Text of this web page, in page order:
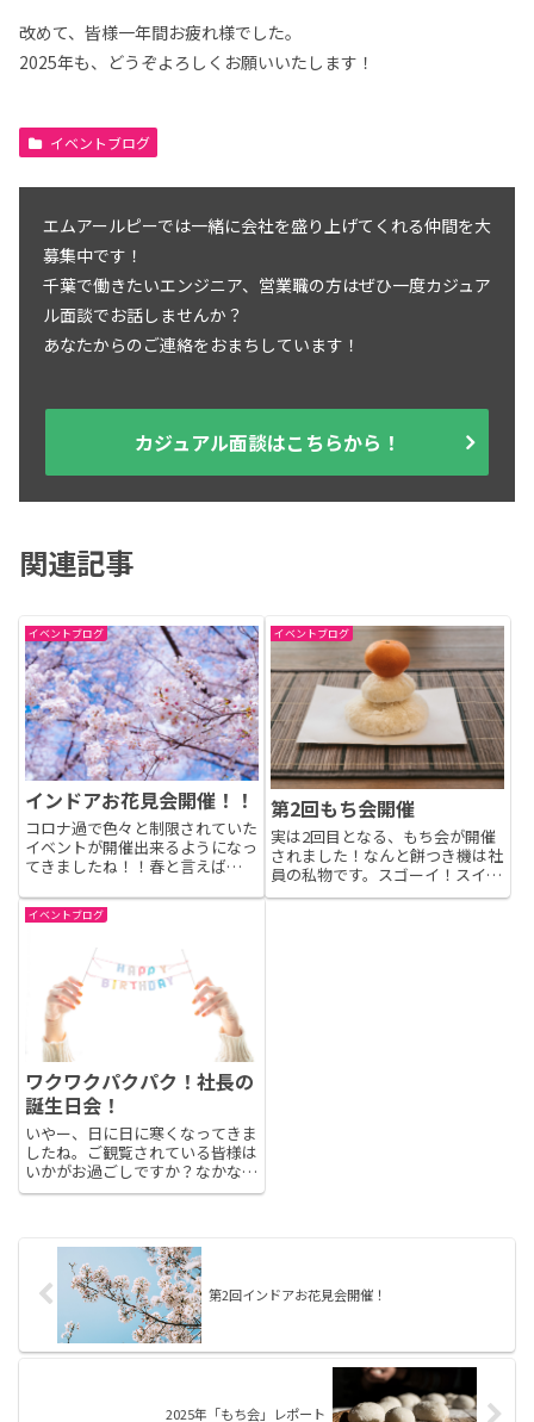
改めて、皆様一年間お疲れ様でした。
2025年も、どうぞよろしくお願いいたします！
イベントブログ
エムアールピーでは一緒に会社を盛り上げてくれる仲間を大
募集中です！
千葉で働きたいエンジニア、営業職の方はぜひ一度カジュア
ル面談でお話しませんか？
あなたからのご連絡をおまちしています！
カジュアル面談はこちらから！
関連記事
イベントブログ
インドアお花見会開催！！
コロナ過で色々と制限されていた
イベントが開催出来るようになっ
てきましたね！！春と言えば
ここエムアールピーでもお花見会
が開催されました！今回はなん
す。青空の元、ピンク色の桜の花
を愛で...
イベントブログ
第2回もち会開催
実は2回目となる、もち会が開催
されました！なんと餅つき機は社
員の私物です。スゴーイ！スイッ
チを入れるだけで、もち米が炊け
イベントブログ
ワクワクパクパク！社長の
誕生日会！
いやー、日に日に寒くなってきま
したね。ご観覧されている皆様は
いかがお過ごしですか？なかな
か、寒くなってペンギン歩きをし
しては、2度目を迎える恒例行事
に参加です。会場は雰囲気のあ
る...
第2回インドアお花見会開催！
2025年「もち会」レポート